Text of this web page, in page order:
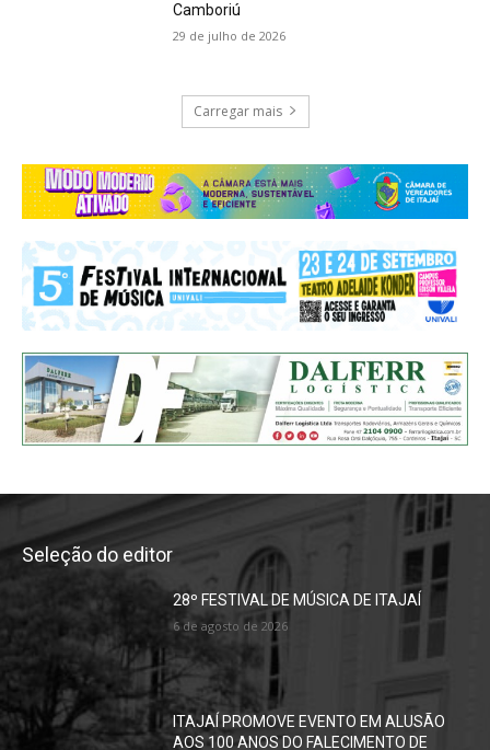
Camboriú
29 de julho de 2026
Carregar mais
Seleção do editor
28º FESTIVAL DE MÚSICA DE ITAJAÍ
6 de agosto de 2026
ITAJAÍ PROMOVE EVENTO EM ALUSÃO
AOS 100 ANOS DO FALECIMENTO DE